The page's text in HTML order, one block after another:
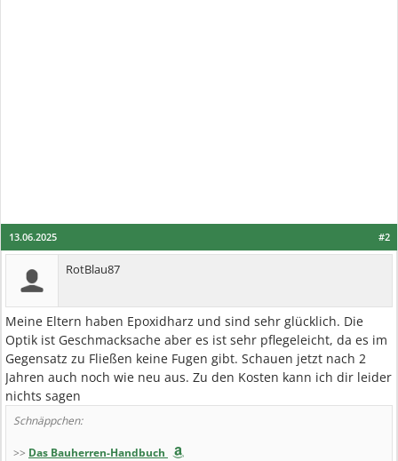
#2
13.06.2025
RotBlau87
Meine Eltern haben Epoxidharz und sind sehr glücklich. Die
Optik ist Geschmacksache aber es ist sehr pflegeleicht, da es im
Gegensatz zu Fließen keine Fugen gibt. Schauen jetzt nach 2
Jahren auch noch wie neu aus. Zu den Kosten kann ich dir leider
nichts sagen
Schnäppchen:
>> Das Bauherren-Handbuch